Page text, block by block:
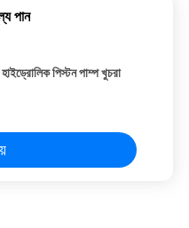
পান
পিস্টন পাম্প খুচরা